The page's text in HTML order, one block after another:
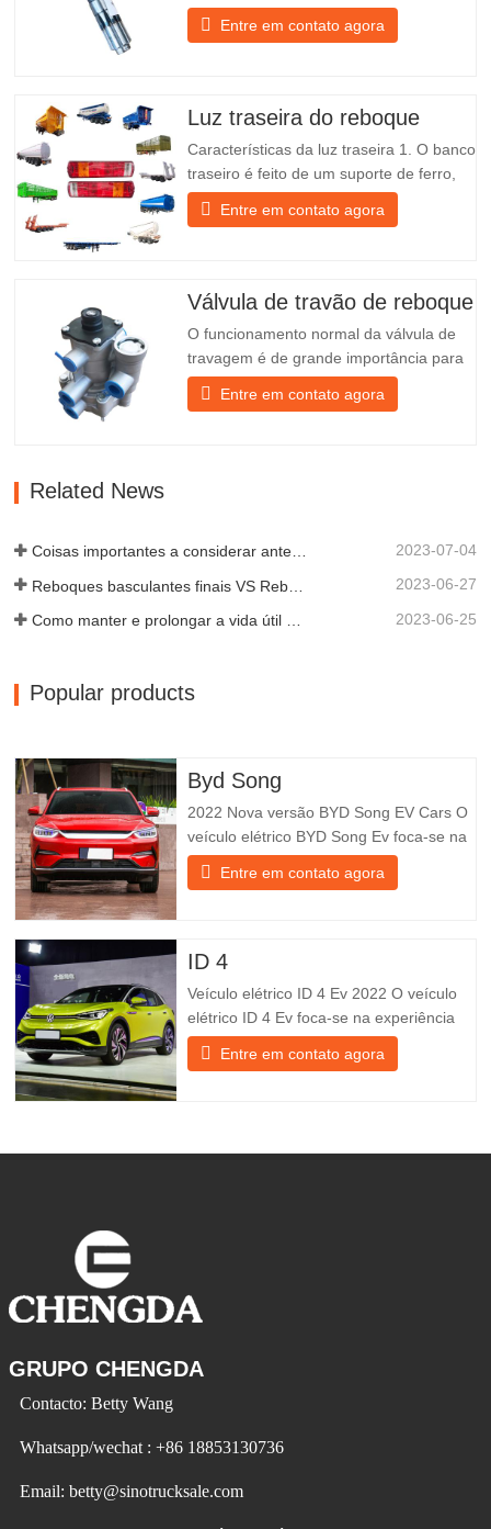
mais vendidas para venda
Especificações Produto Peças de
Embalagem e Envio Sobre nós O Grupo
Chengda é um fabricante chinês de
semirreboques…
Entre em contato agora
Luz traseira do reboque
Características da luz traseira 1. O banco
traseiro é feito de um suporte de ferro,
muito mais resistente do que outros
materiais. Estão incluídos parafusos e
parte da frente do candeeiro para o
Entre em contato agora
Válvula de travão de reboque
O funcionamento normal da válvula de
travagem é de grande importância para
o estacionamento. Fornece suporte
técnico para a travagem suave do
Entre em contato agora
Related News
Coisas importantes a considerar antes de comprar um reboque basculante 2023-07-04
2023-06-27
2023-06-25
Popular products
Byd Song
2022 Nova versão BYD Song EV Cars O
veículo elétrico BYD Song Ev foca-se na
experiência do cliente e no
desenvolvimento de produtos para
vez mais populares. Detalhe do produto
Entre em contato agora
ID 4
Veículo elétrico ID 4 Ev 2022 O veículo
elétrico ID 4 Ev foca-se na experiência
do cliente e no desenvolvimento de
produtos para atender à procura
Entre em contato agora
GRUPO CHENGDA
Contacto: Betty Wang
Whatsapp/wechat : +86 18853130736
Email: betty@sinotrucksale.com